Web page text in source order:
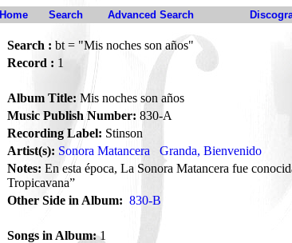
Home Search Advanced Search
Search : bt = "Mis noches son años"
Record : 1
Album Title: Mis noches son años
Music Publish Number: 830-A
Recording Label: Stinson
Artist(s): Sonora Matancera Granda, Bienvenido
Notes: En esta época, La Sonora Matancera fue
Tropicavana”
Other Side in Album: 830-B
Songs in Album:1